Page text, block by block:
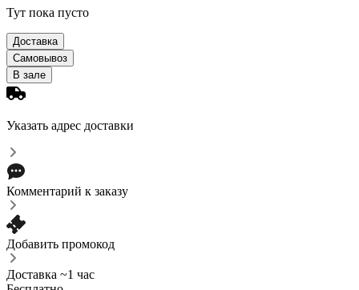
Тут пока пусто
Доставка
Самовывоз
В зале
Указать адрес доставки
Комментарий к заказу
Добавить промокод
Доставка ~1 час